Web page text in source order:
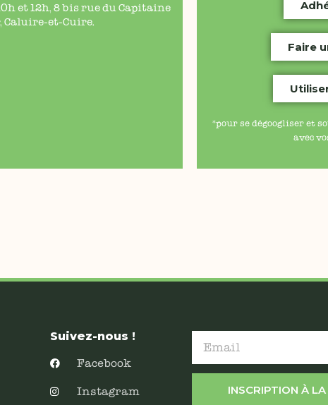
et 12h, 8 bis rue du Capitaine
Caluire-et-Cuire.
Faire
*pour se dégoogliser et
avec
Suivez-nous !
Facebook
Instagram INSCRIPTION À